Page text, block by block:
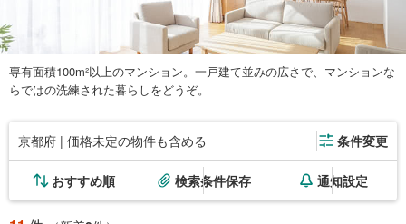
専有面積100m²以上のマンション。一戸建て並みの広さで、マンションな
らではの洗練された暮らしをどうぞ。
京都府 | 価格未定の物件も含める 条件変更
おすすめ順 検索条件保存 通知設定